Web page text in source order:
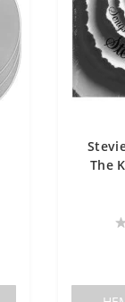
The